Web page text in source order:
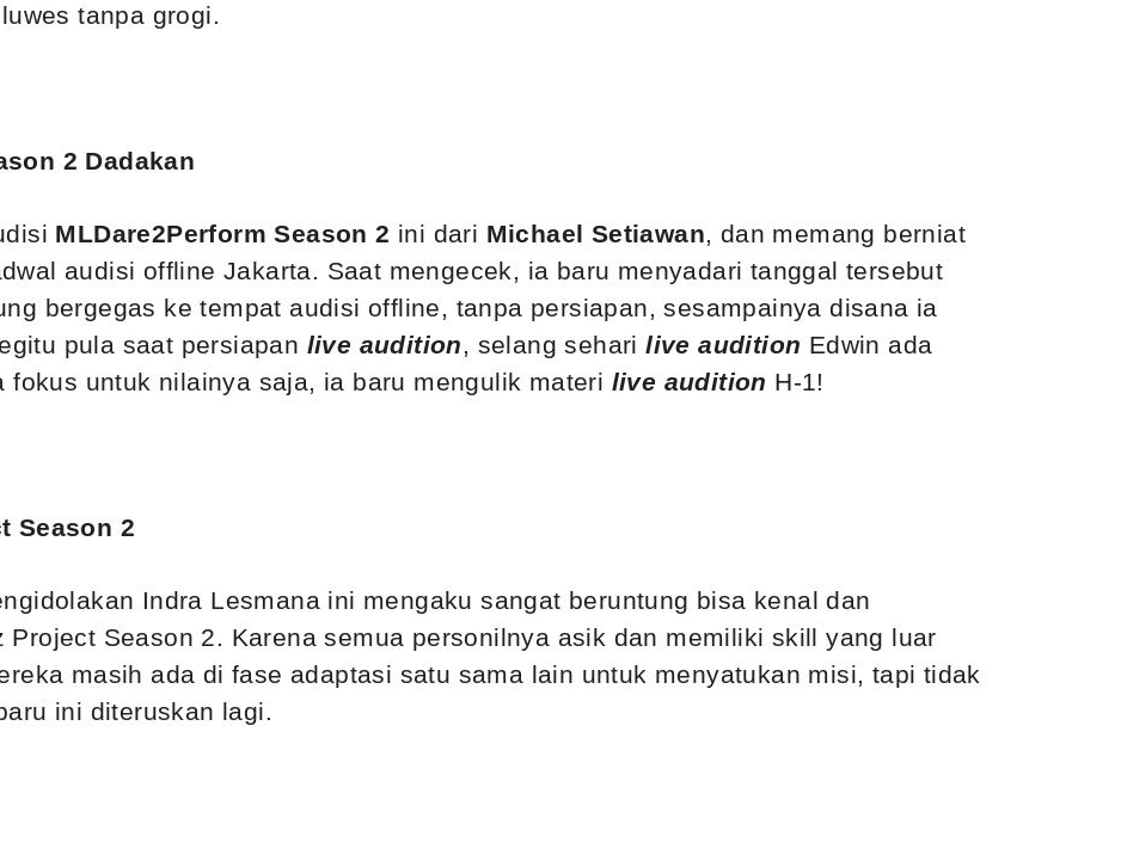
tanpa grogi.
2 Dadakan
MLDare2Perform Season 2 ini dari Michael Setiawan, dan memang berniat
audisi offline Jakarta. Saat mengecek, ia baru menyadari tanggal tersebut
bergegas ke tempat audisi offline, tanpa persiapan, sesampainya disana ia
pula saat persiapan live audition, selang seharilive audition Edwin ada
fokus untuk nilainya saja, ia baru mengulik materi live audition H-1!
Season 2
Indra Lesmana ini mengaku sangat beruntung bisa kenal dan
Project Season 2. Karena semua personilnya asik dan memiliki skill yang luar
masih ada di fase adaptasi satu sama lain untuk menyatukan misi, tapi tidak
ini diteruskan lagi.